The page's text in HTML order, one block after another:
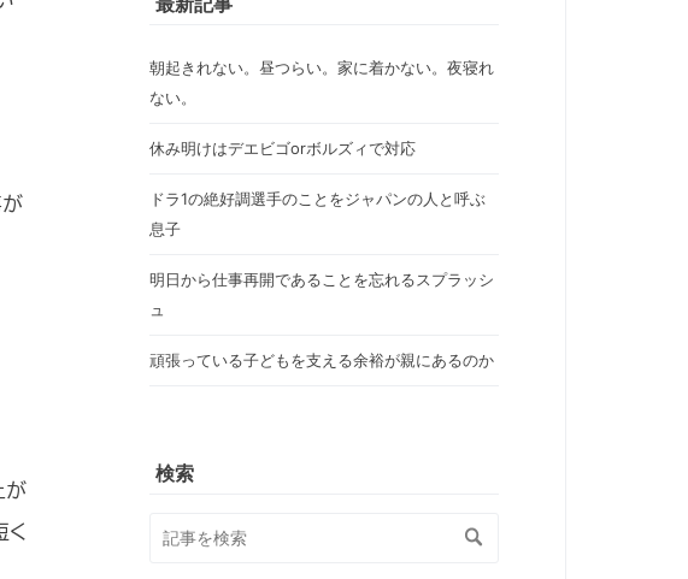
が
が
く
朝起きれない。昼つらい。家に着かない。夜寝れ
ない。
休み明けはデエビゴorボルズィで対応
ドラ1の絶好調選手のことをジャパンの人と呼ぶ
息子
明日から仕事再開であることを忘れるスプラッシ
ュ
頑張っている子どもを支える余裕が親にあるのか
検索